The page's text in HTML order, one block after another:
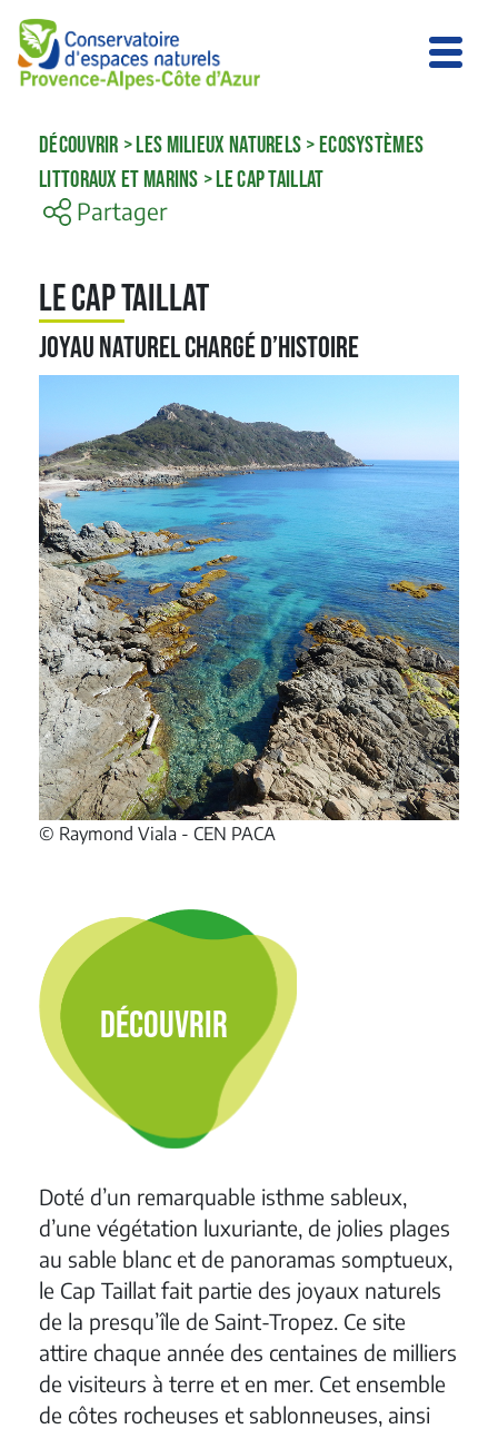
DÉCOUVRIR >LES MILIEUX NATURELS >ECOSYSTÈMES
LITTORAUX ET MARINS >LE CAP TAILLAT
Partager
Le Cap Taillat
Joyau naturel chargé d’histoire
DÉCOUVRIR
© Raymond Viala - CEN PACA
Doté d’un remarquable isthme sableux,
d’une végétation luxuriante, de jolies plages
au sable blanc et de panoramas somptueux,
le Cap Taillat fait partie des joyaux naturels
de la presqu’île de Saint-Tropez. Ce site
attire chaque année des centaines de milliers
de visiteurs à terre et en mer. Cet ensemble
de côtes rocheuses et sablonneuses, ainsi